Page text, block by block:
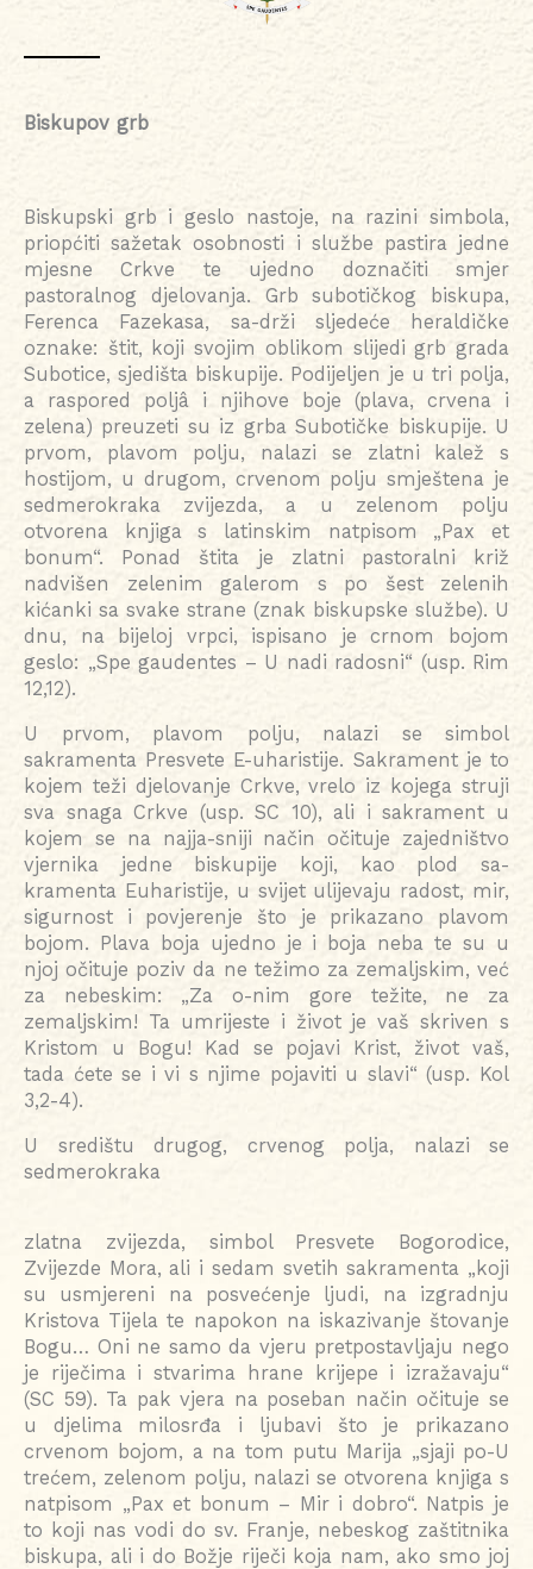
Biskupov grb
Biskupski grb i geslo nastoje, na razini simbola,
priopćiti sažetak osobnosti i službe pastira jedne
mjesne Crkve te ujedno doznačiti smjer
pastoralnog djelovanja. Grb subotičkog biskupa,
Ferenca Fazekasa, sa-drži sljedeće heraldičke
oznake: štit, koji svojim oblikom slijedi grb grada
Subotice, sjedišta biskupije. Podijeljen je u tri polja,
a raspored poljâ i njihove boje (plava, crvena i
zelena) preuzeti su iz grba Subotičke biskupije. U
prvom, plavom polju, nalazi se zlatni kalež s
hostijom, u drugom, crvenom polju smještena je
sedmerokraka zvijezda, a u zelenom polju
otvorena knjiga s latinskim natpisom „Pax et
bonum“. Ponad štita je zlatni pastoralni križ
nadvišen zelenim galerom s po šest zelenih
kićanki sa svake strane (znak biskupske službe). U
dnu, na bijeloj vrpci, ispisano je crnom bojom
geslo: „Spe gaudentes – U nadi radosni“ (usp. Rim
12,12).
U prvom, plavom polju, nalazi se simbol
sakramenta Presvete E-uharistije. Sakrament je to
kojem teži djelovanje Crkve, vrelo iz kojega struji
sva snaga Crkve (usp. SC 10), ali i sakrament u
kojem se na najja-sniji način očituje zajedništvo
vjernika jedne biskupije koji, kao plod sa-
kramenta Euharistije, u svijet ulijevaju radost, mir,
sigurnost i povjerenje što je prikazano plavom
bojom. Plava boja ujedno je i boja neba te su u
njoj očituje poziv da ne težimo za zemaljskim, već
za nebeskim: „Za o-nim gore težite, ne za
zemaljskim! Ta umrijeste i život je vaš skriven s
Kristom u Bogu! Kad se pojavi Krist, život vaš,
tada ćete se i vi s njime pojaviti u slavi“ (usp. Kol
3,2-4).
U središtu drugog, crvenog polja, nalazi se
sedmerokraka
zlatna zvijezda, simbol Presvete Bogorodice,
Zvijezde Mora, ali i sedam svetih sakramenta „koji
su usmjereni na posvećenje ljudi, na izgradnju
Kristova Tijela te napokon na iskazivanje štovanje
Bogu… Oni ne samo da vjeru pretpostavljaju nego
je riječima i stvarima hrane krijepe i izražavaju“
(SC 59). Ta pak vjera na poseban način očituje se
u djelima milosrđa i ljubavi što je prikazano
crvenom bojom, a na tom putu Marija „sjaji po-U
trećem, zelenom polju, nalazi se otvorena knjiga s
natpisom „Pax et bonum – Mir i dobro“. Natpis je
to koji nas vodi do sv. Franje, nebeskog zaštitnika
biskupa, ali i do Božje riječi koja nam, ako smo joj